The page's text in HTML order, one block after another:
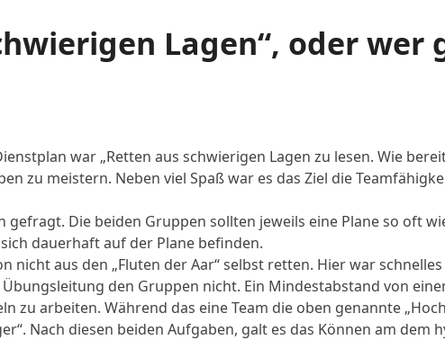
Lagen“, oder wer
war „Retten aus schwierigen Lagen zu lesen. Wie
zu meistern. Neben viel Spaß war es das Ziel die
Die beiden Gruppen sollten jeweils eine Plane so oft
dauerhaft auf der Plane befinden.
nicht aus den „Fluten der Aar“ selbst retten. Hier war
den Gruppen nicht. Ein Mindestabstand von
zu arbeiten. Während das eine Team die oben genannte
Nach diesen beiden Aufgaben, galt es das Können am dem